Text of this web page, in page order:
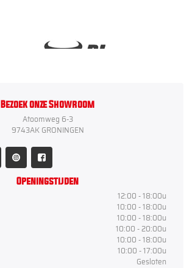
Bezoek onze Showroom
Atoomweg 6-3
9743AK GRONINGEN
Openingstijden
12:00 - 18:00u
10:00 - 18:00u
10:00 - 18:00u
10:00 - 20:00u
10:00 - 18:00u
10:00 - 17:00u
Gesloten